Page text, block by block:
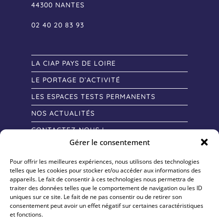
Gérer le consentement
Pour offrir les meilleures expériences, nous utilisons des technologies
telles que les cookies pour stocker et/ou accéder aux informations des
appareils. Le fait de consentir à ces technologies nous permettra de
traiter des données telles que le comportement de navigation ou les ID
uniques sur ce site. Le fait de ne pas consentir ou de retirer son
consentement peut avoir un effet négatif sur certaines caractéristiques
et fonctions.
44300 NANTES
02 40 20 83 93
LA CIAP PAYS DE LOIRE
LE PORTAGE D’ACTIVITÉ
LES ESPACES TESTS PERMANENTS
NOS ACTUALITÉS
CONTACTEZ-NOUS !